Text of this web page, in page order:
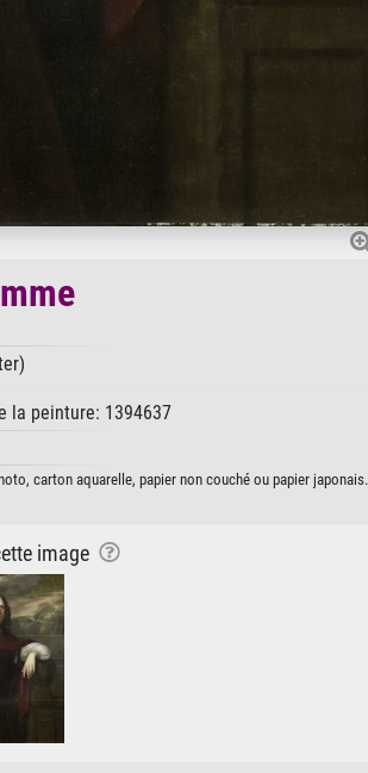
la peinture: 1394637
carton aquarelle, papier non couché ou papier japonais.
image